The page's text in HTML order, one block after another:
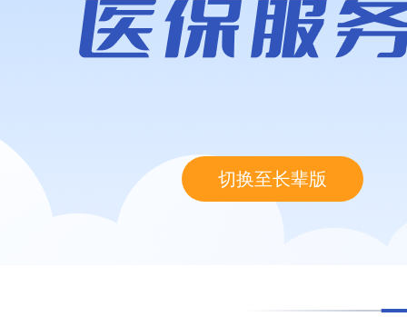
切换至长辈版